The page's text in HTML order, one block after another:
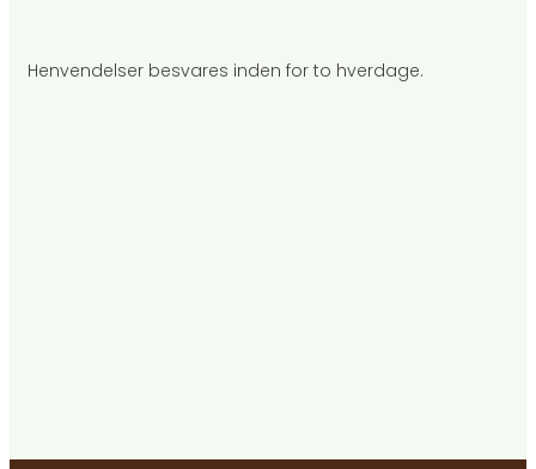
Henvendelser besvares inden for to hverdage.